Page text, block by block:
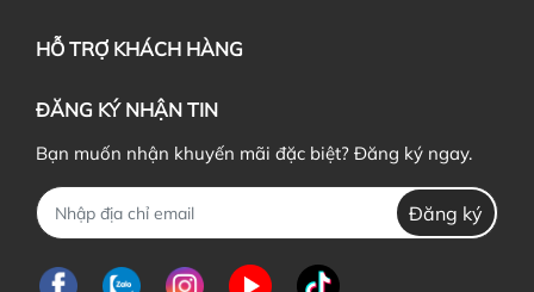
HỖ TRỢ KHÁCH HÀNG
ĐĂNG KÝ NHẬN TIN
Bạn muốn nhận khuyến mãi đặc biệt? Đăng ký ngay.
Đăng ký